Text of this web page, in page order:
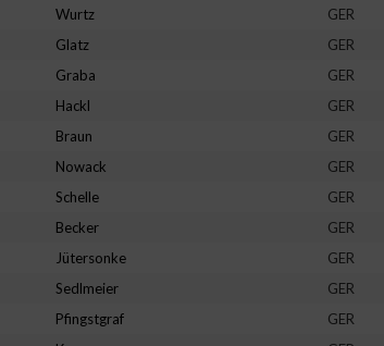
Wurtz GER
Glatz GER
Graba GER
Hackl GER
Braun GER
Nowack GER
Schelle GER
Becker GER
Jütersonke GER
Sedlmeier GER
Pfingstgraf GER